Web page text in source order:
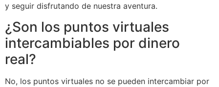
y seguir disfrutando de nuestra aventura.
¿Son los puntos virtuales
intercambiables por dinero
real?
No, los puntos virtuales no se pueden intercambiar por